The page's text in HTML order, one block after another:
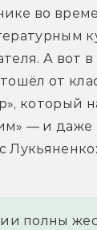
во
А вот
от
который
— и даже
Лукьяненко:
полны